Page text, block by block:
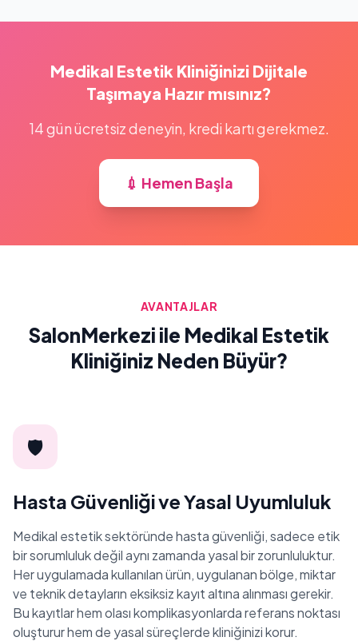
Medikal Estetik Kliniğinizi Dijitale
Taşımaya Hazır mısınız?
14 gün ücretsiz deneyin, kredi kartı gerekmez.
💉 Hemen Başla
AVANTAJLAR
SalonMerkezi ile Medikal Estetik
Kliniğiniz Neden Büyür?
🛡️
Hasta Güvenliği ve Yasal Uyumluluk
Medikal estetik sektöründe hasta güvenliği, sadece etik
bir sorumluluk değil aynı zamanda yasal bir zorunluluktur.
Her uygulamada kullanılan ürün, uygulanan bölge, miktar
ve teknik detayların eksiksiz kayıt altına alınması gerekir.
Bu kayıtlar hem olası komplikasyonlarda referans noktası
oluşturur hem de yasal süreçlerde kliniğinizi korur.